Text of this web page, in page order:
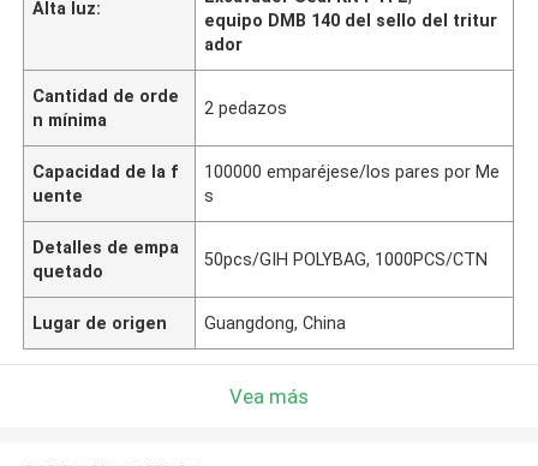
Alta luz:
equipo DMB 140 del sello del tritur
ador
Cantidad de orde
n mínima
2 pedazos
Capacidad de la f
uente
100000 emparéjese/los pares por Me
s
Detalles de empa
quetado
50pcs/GIH POLYBAG, 1000PCS/CTN
Lugar de origen Guangdong, China
Vea más